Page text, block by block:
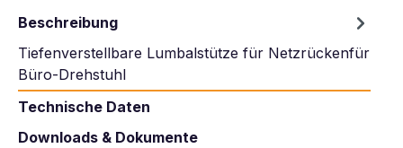
Beschreibung
Tiefenverstellbare Lumbalstütze für Netzrückenfür
Büro-Drehstuhl
Technische Daten
Downloads & Dokumente